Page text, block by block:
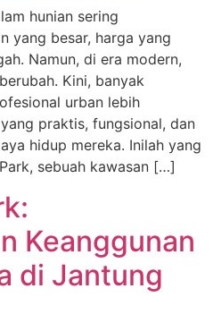
hunian sering
yang besar, harga yang
Namun, di era modern,
Kini, banyak
urban lebih
praktis, fungsional, dan
hidup mereka. Inilah yang
sebuah kawasan […]
Keanggunan
di Jantung